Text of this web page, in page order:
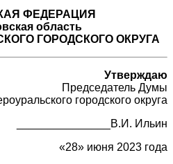
ФЕДЕРАЦИЯ
область
ГОРОДСКОГО ОКРУГА
Утверждаю
Председатель Думы
городского округа
_______________В.И. Ильин
«28» июня 2023 года